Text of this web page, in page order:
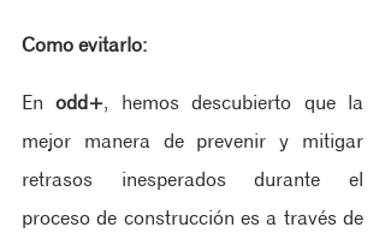
Como evitarlo:
En odd+, hemos descubierto que la
mejor manera de prevenir y mitigar
retrasos inesperados durante el
proceso de construcción es a través de